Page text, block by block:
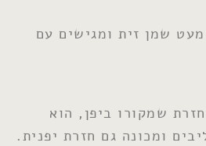
שמן זית ומגישים עם
שמקורו ביפן, הוא
ומכונה גם חזרת יפנית.